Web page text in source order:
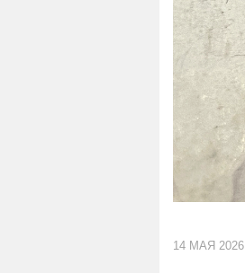
14 МАЯ 2026